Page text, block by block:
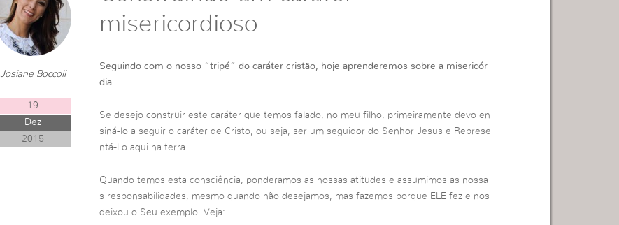
Josiane Boccoli
19
Dez
2015
misericordioso
Seguindo com o nosso “tripé” do caráter cristão, hoje aprenderemos sobre a misericór
dia.
Se desejo construir este caráter que temos falado, no meu filho, primeiramente devo en
siná-lo a seguir o caráter de Cristo, ou seja, ser um seguidor do Senhor Jesus e Represe
ntá-Lo aqui na terra.
Quando temos esta consciência, ponderamos as nossas atitudes e assumimos as nossa
s responsabilidades, mesmo quando não desejamos, mas fazemos porque ELE fez e nos
deixou o Seu exemplo. Veja: